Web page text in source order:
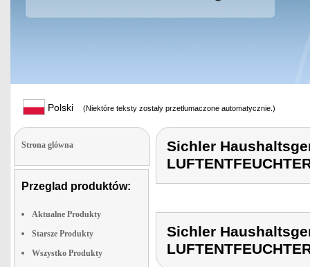
Polski (Niektóre teksty zostały przetłumaczone automatycznie.)
Strona glówna
Przeglad produktów:
Aktualne Produkty
Starsze Produkty
Wszystko Produkty
Sichler
Sichler